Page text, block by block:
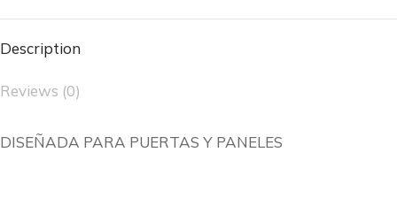
Description
Reviews (0)
DISEÑADA PARA PUERTAS Y PANELES